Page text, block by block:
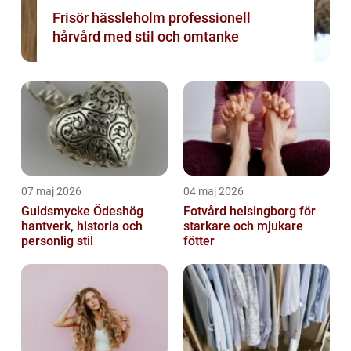
Frisör hässleholm professionell
hårvård med stil och omtanke
07 maj 2026
Guldsmycke Ödeshög
hantverk, historia och
personlig stil
04 maj 2026
Fotvård helsingborg för
starkare och mjukare
fötter